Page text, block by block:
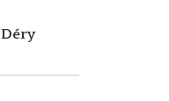
Déry